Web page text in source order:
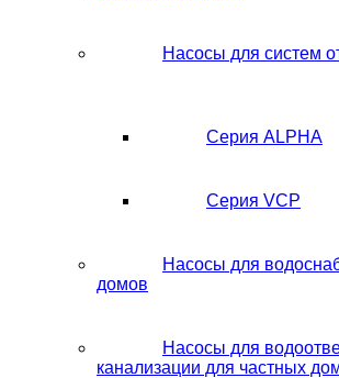
Насосы для систем
Серия ALPHA
Серия VCP
Насосы для
домов
Насосы для
канализации для частных